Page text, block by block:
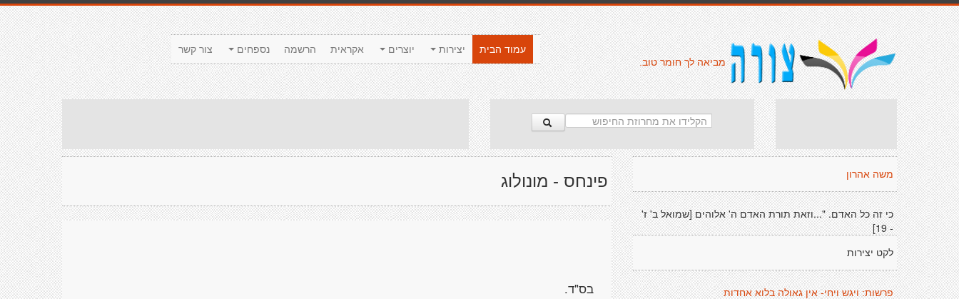
צור קשר נספחים הרשמה אקראית יוצרים יצירות
עמוד הבית
מביאה לך חומר טוב.
פינחס - מונולוג
בס"ד.
משה אהרון
כי זה כל האדם. "...וזאת תורת האדם ה' אלוהים [שמואל ב' ז'
- 19]
לקט יצירות
פרשות: ויגש ויחי- אין גאולה בלוא אחדות